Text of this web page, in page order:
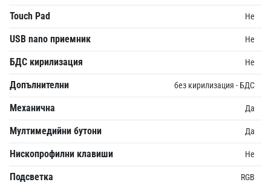
Touch Pad Не
USB nano приемник Не
БДС кирилизация Не
Допълнителни без кирилизация - БДС
Механична Да
Мултимедийни бутони Да
Нископрофилни клавиши Не
Подсветка RGB